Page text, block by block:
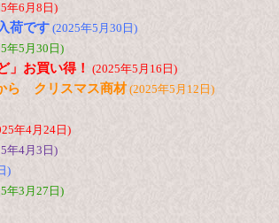
年6月8日)
荷です (2025年5月30日)
年5月30日)
」お買い得！ (2025年5月16日)
ら クリスマス商材 (2025年5月12日)
年4月24日)
年4月3日)
)
年3月27日)